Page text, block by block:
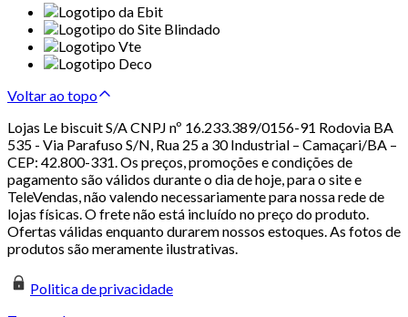
Voltar ao topo
Lojas Le biscuit S/A CNPJ nº 16.233.389/0156-91 Rodovia BA
535 - Via Parafuso S/N, Rua 25 a 30 Industrial – Camaçari/BA –
CEP: 42.800-331. Os preços, promoções e condições de
pagamento são válidos durante o dia de hoje, para o site e
TeleVendas, não valendo necessariamente para nossa rede de
lojas físicas. O frete não está incluído no preço do produto.
Ofertas válidas enquanto durarem nossos estoques. As fotos de
produtos são meramente ilustrativas.
Politica de privacidade